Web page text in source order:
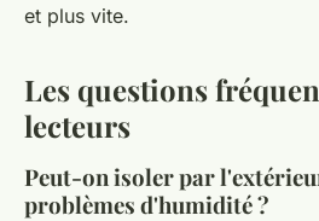
et plus vite.
Les questions
lecteurs
Peut-on isoler par
problèmes d'humidité ?